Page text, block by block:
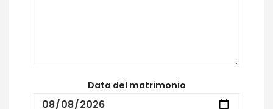
Data del matrimonio